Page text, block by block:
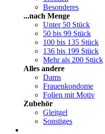
Besonderes
...nach Menge
Unter 50 Stück
50 bis 99 Stück
100 bis 135 Stück
136 bis 199 Stück
Mehr als 200 Stück
Alles andere
Dams
Frauenkondome
Folien mit Motiv
Zubehör
Gleitgel
Sonstiges